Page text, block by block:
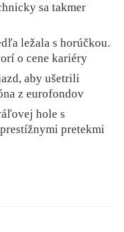
sa takmer
ležala s horúčkou.
o cene kariéry
aby ušetrili
z eurofondov
hole s
pretekmi